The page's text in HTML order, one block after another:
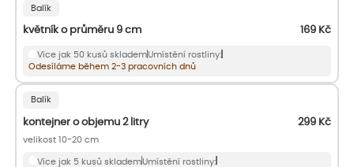
Balík
květník o průměru 9 cm 169 Kč
Více jak 50 kusů sklademUmístění rostliny:
Odesíláme během 2-3 pracovních dnů
Balík
kontejner o objemu 2 litry 299 Kč
velikost 10-20 cm
Více jak 5 kusů sklademUmístění rostliny: